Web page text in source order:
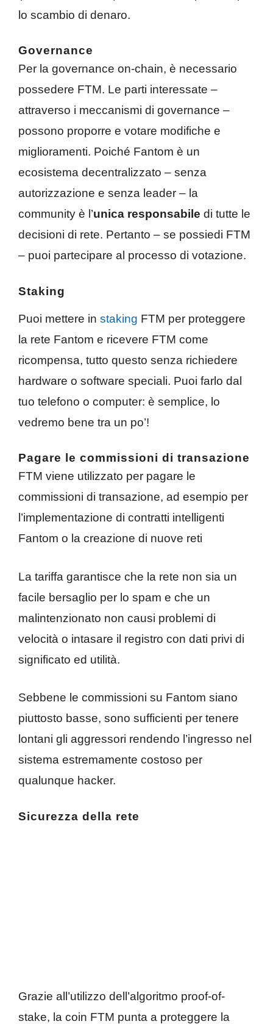
lo scambio di denaro.
Governance
Per la governance on-chain, è necessario
possedere FTM. Le parti interessate –
attraverso i meccanismi di governance –
possono proporre e votare modifiche e
miglioramenti. Poiché Fantom è un
ecosistema decentralizzato – senza
autorizzazione e senza leader – la
community è l’unica responsabile di tutte le
decisioni di rete. Pertanto – se possiedi FTM
– puoi partecipare al processo di votazione.
Staking
Puoi mettere in staking FTM per proteggere
la rete Fantom e ricevere FTM come
ricompensa, tutto questo senza richiedere
hardware o software speciali. Puoi farlo dal
tuo telefono o computer: è semplice, lo
vedremo bene tra un po’!
Pagare le commissioni di transazione
FTM viene utilizzato per pagare le
commissioni di transazione, ad esempio per
l’implementazione di contratti intelligenti
Fantom o la creazione di nuove reti
La tariffa garantisce che la rete non sia un
facile bersaglio per lo spam e che un
malintenzionato non causi problemi di
velocità o intasare il registro con dati privi di
significato ed utilità.
Sebbene le commissioni su Fantom siano
piuttosto basse, sono sufficienti per tenere
lontani gli aggressori rendendo l’ingresso nel
sistema estremamente costoso per
qualunque hacker.
Sicurezza della rete
Grazie all’utilizzo dell’algoritmo proof-of-
stake, la coin FTM punta a proteggere la